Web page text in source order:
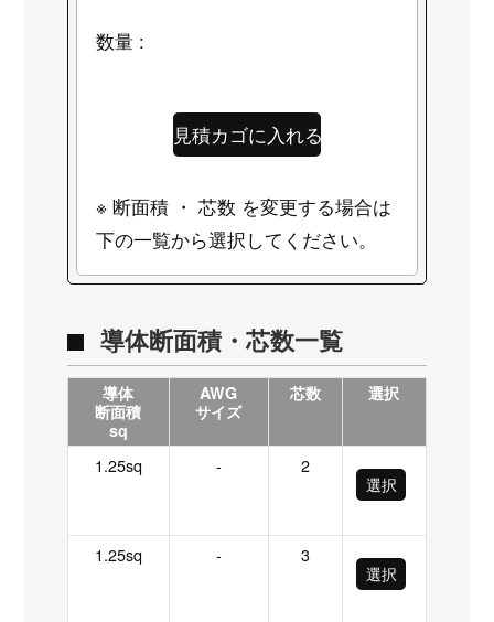
数量 :
※ 断面積 ・ 芯数 を変更する場合は
下の一覧から選択してください。
導体断面積・芯数一覧
導体
断面積
sq
AWG
サイズ
芯数 選択
1.25sq -
2
選択
1.25sq -
3
選択